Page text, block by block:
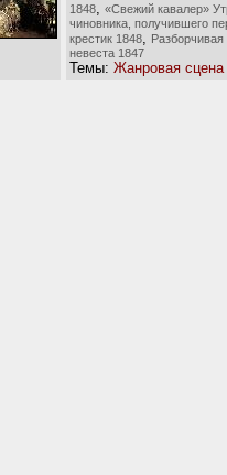
1848
«Свежий кавалер»
чиновника, получившего
крестик 1848
Разборчивая
невеста 1847
Темы: Жанровая сцена